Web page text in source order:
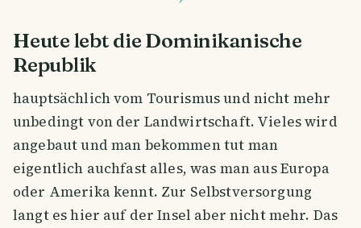
Heute lebt die Dominikanische
Republik
hauptsächlich vom Tourismus und nicht mehr
unbedingt von der Landwirtschaft. Vieles wird
angebaut und man bekommen tut man
eigentlich auchfast alles, was man aus Europa
oder Amerika kennt. Zur Selbstversorgung
langt es hier auf der Insel aber nicht mehr. Das